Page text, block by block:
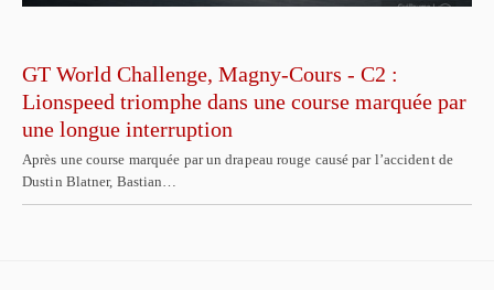
GT World Challenge, Magny-Cours - C2 :
Lionspeed triomphe dans une course marquée par
une longue interruption
Après une course marquée par un drapeau rouge causé par l’accident de
Dustin Blatner, Bastian…